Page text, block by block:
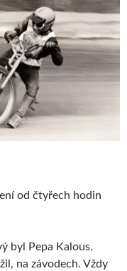
od čtyřech hodin
byl Pepa Kalous.
na závodech. Vždy